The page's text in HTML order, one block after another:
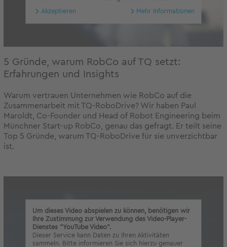
Akzeptieren Mehr Informationen
5 Gründe, warum RobCo auf TQ setzt:
Erfahrungen und Insights
Warum vertrauen Unternehmen wie RobCo auf die
Zusammenarbeit mit TQ-RoboDrive? Wir haben Paul
Maroldt, Co-Founder und Head of Robot Engineering beim
Münchner Start-up RobCo, genau das gefragt. Er teilt seine
Top 5 Gründe, warum TQ-RoboDrive für sie unverzichtbar
ist.
Um dieses Video abspielen zu können, benötigen wir
Ihre Zustimmung zur Verwendung des Video-Player-
Dienstes "YouTube Video".
Dieser Service kann Daten zu Ihren Aktivitäten
sammeln. Bitte informieren Sie sich hierzu genauer